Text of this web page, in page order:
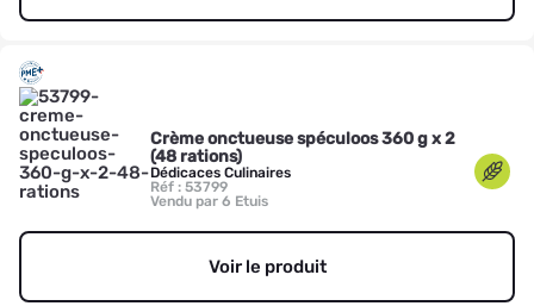
Crème onctueuse spéculoos 360 g x 2
(48 rations)
Dédicaces Culinaires
Réf : 53799
Vendu par 6 Etuis
Voir le produit